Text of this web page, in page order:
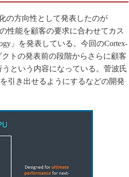
の方向性として発表したのが
性能を顧客の要求に合わせてカス
」を発表している。今回のCortex-
トの発表前の段階からさらに顧客
という内容になっている。菅波氏
引き出せるようにするなどの開発